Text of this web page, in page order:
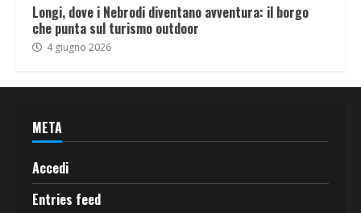
Longi, dove i Nebrodi diventano avventura: il borgo
che punta sul turismo outdoor
4 giugno 2026
META
Accedi
Entries feed